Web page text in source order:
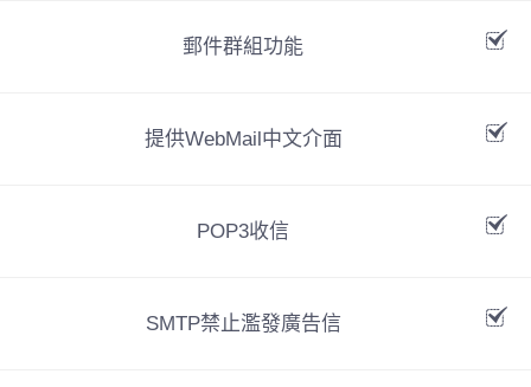
郵件群組功能
提供WebMail中文介面
POP3收信
SMTP禁止濫發廣告信